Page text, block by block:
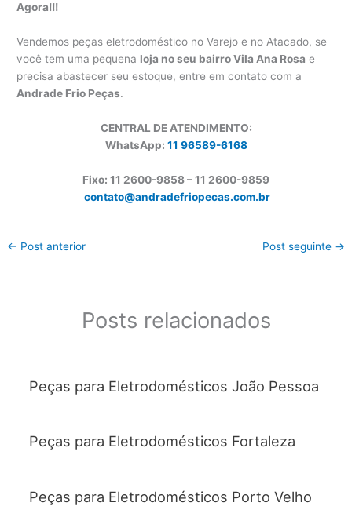
Agora!!!
Vendemos peças eletrodoméstico no Varejo e no Atacado, se
você tem uma pequena loja no seu bairro Vila Ana Rosa e
precisa abastecer seu estoque, entre em contato com a
Andrade Frio Peças.
CENTRAL DE ATENDIMENTO:
WhatsApp: 11 96589-6168
Fixo: 11 2600-9858 – 11 2600-9859
contato@andradefriopecas.com.br
← Post anterior Post seguinte →
Posts relacionados
Peças para Eletrodomésticos João Pessoa
Peças para Eletrodomésticos Fortaleza
Peças para Eletrodomésticos Porto Velho